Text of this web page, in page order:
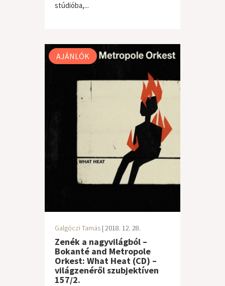
stúdióba,...
világzene / folk
AJÁNLÓK
Galgóczi Tamás | 2018. 12. 28.
Zenék a nagyvilágból –
Bokanté and Metropole
Orkest: What Heat (CD) –
világzenéről szubjektíven
157/2.